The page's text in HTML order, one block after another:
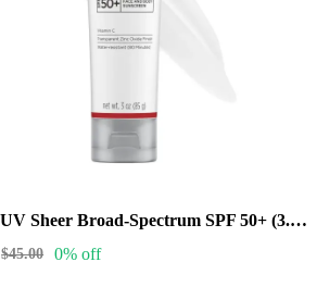
EltaMD UV Sheer Broad-Spectrum SPF 50+ (3.0 fl oz.)
$45.00 0% off